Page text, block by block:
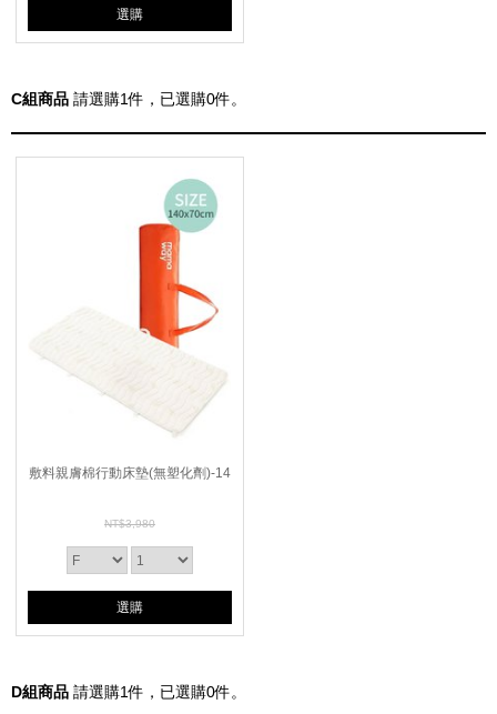
選購
C組商品 請選購1件，已選購0件。
敷料親膚棉行動床墊(無塑化劑)-14
NT$3,980
選購
D組商品 請選購1件，已選購0件。